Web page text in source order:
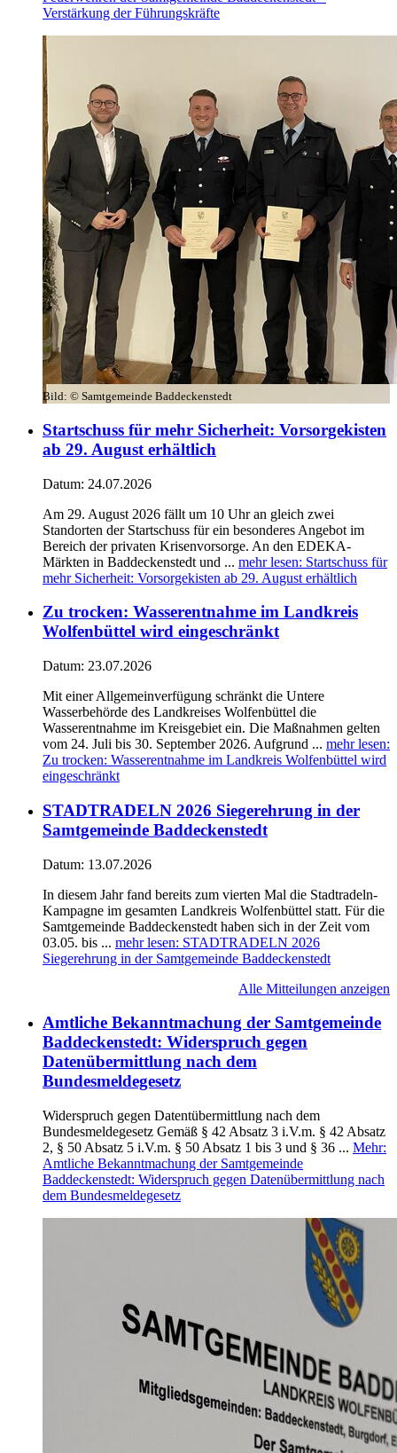
Verstärkung der Führungskräfte
Bild: © Samtgemeinde Baddeckenstedt
Startschuss für mehr Sicherheit: Vorsorgekisten
ab 29. August erhältlich
Datum: 24.07.2026
Am 29. August 2026 fällt um 10 Uhr an gleich zwei
Standorten der Startschuss für ein besonderes Angebot im
Bereich der privaten Krisenvorsorge. An den EDEKA-
Märkten in Baddeckenstedt und ... mehr lesen: Startschuss für
mehr Sicherheit: Vorsorgekisten ab 29. August erhältlich
Zu trocken: Wasserentnahme im Landkreis
Wolfenbüttel wird eingeschränkt
Datum: 23.07.2026
Mit einer Allgemeinverfügung schränkt die Untere
Wasserbehörde des Landkreises Wolfenbüttel die
Wasserentnahme im Kreisgebiet ein. Die Maßnahmen gelten
vom 24. Juli bis 30. September 2026. Aufgrund ... mehr lesen:
Zu trocken: Wasserentnahme im Landkreis Wolfenbüttel wird
eingeschränkt
STADTRADELN 2026 Siegerehrung in der
Samtgemeinde Baddeckenstedt
Datum: 13.07.2026
In diesem Jahr fand bereits zum vierten Mal die Stadtradeln-
Kampagne im gesamten Landkreis Wolfenbüttel statt. Für die
Samtgemeinde Baddeckenstedt haben sich in der Zeit vom
03.05. bis ... mehr lesen: STADTRADELN 2026
Siegerehrung in der Samtgemeinde Baddeckenstedt
Alle Mitteilungen anzeigen
Amtliche Bekanntmachung der Samtgemeinde
Baddeckenstedt: Widerspruch gegen
Datenübermittlung nach dem
Bundesmeldegesetz
Widerspruch gegen Datentübermittlung nach dem
Bundesmeldegesetz Gemäß § 42 Absatz 3 i.V.m. § 42 Absatz
2, § 50 Absatz 5 i.V.m. § 50 Absatz 1 bis 3 und § 36 ... Mehr:
Amtliche Bekanntmachung der Samtgemeinde
Baddeckenstedt: Widerspruch gegen Datenübermittlung nach
dem Bundesmeldegesetz